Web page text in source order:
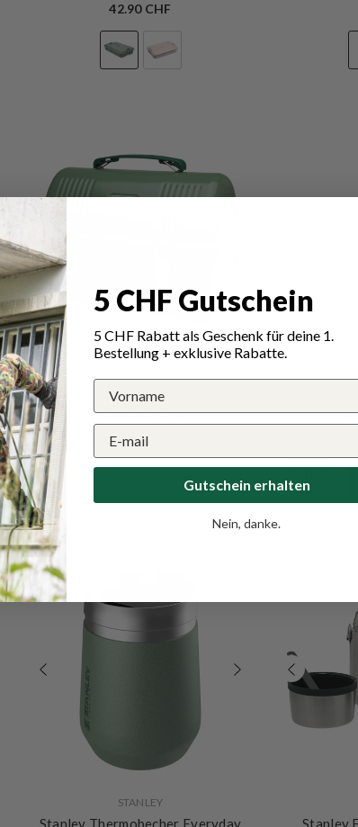
42.90 CHF
VERKÄUFERIN:
Stanley Lunchbox The Legendary
Classic 9.5 L
99.90 CHF
Stanley
Ausverkauft
STANLEY
Stanley Thermobecher Everyday
Stanley
5 CHF Gutschein
5 CHF Rabatt als Geschenk für deine 1.
Bestellung + exklusive Rabatte.
Gutschein erhalten
Nein, danke.